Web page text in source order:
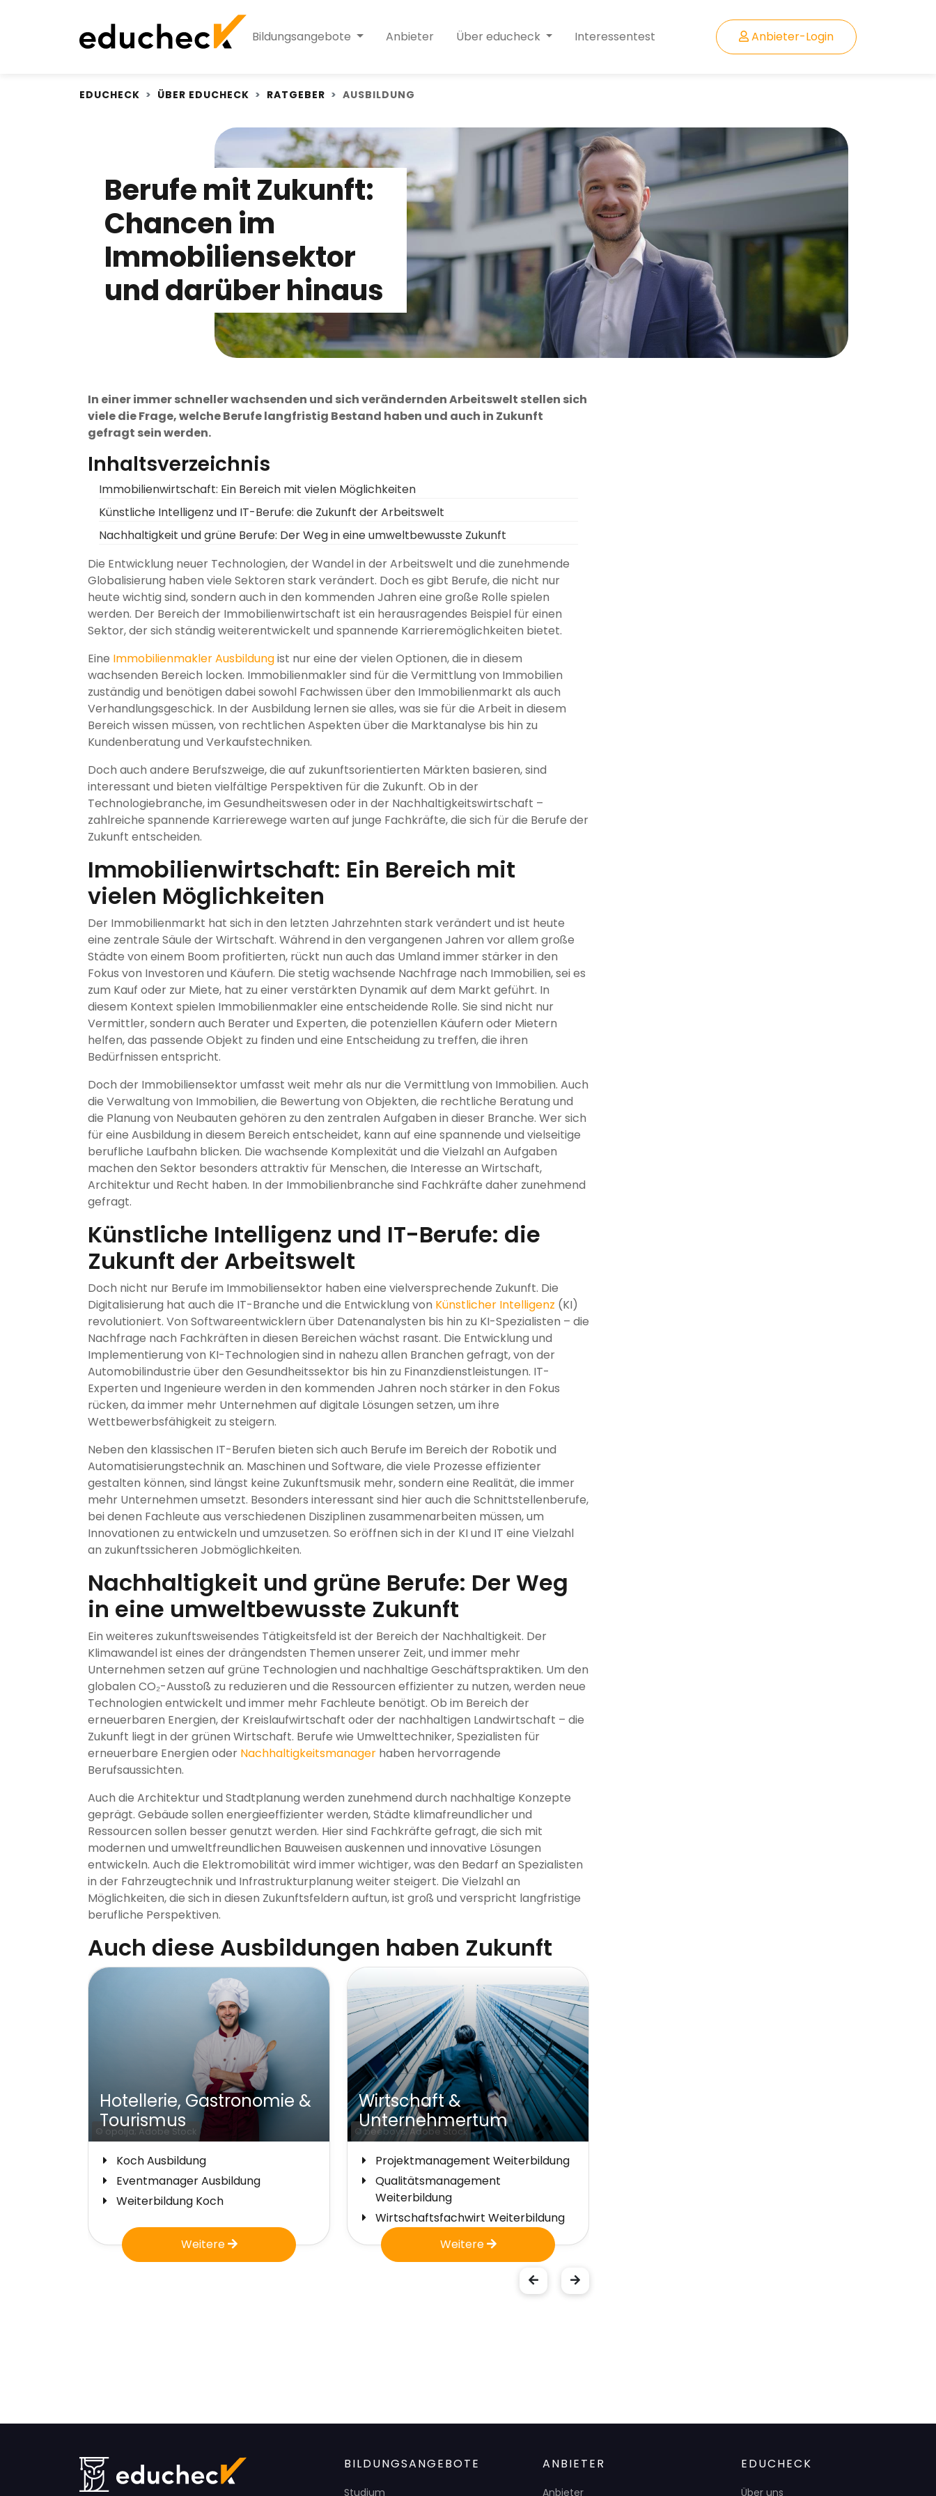
Bildungsangebote Anbieter Über educheck Interessentest Anbieter-Login
EDUCHECK ÜBER EDUCHECK RATGEBER AUSBILDUNG
Berufe mit Zukunft:
Chancen im
Immobiliensektor
und darüber hinaus
In einer immer schneller wachsenden und sich verändernden Arbeitswelt stellen sich
viele die Frage, welche Berufe langfristig Bestand haben und auch in Zukunft
gefragt sein werden.
Inhaltsverzeichnis
Immobilienwirtschaft: Ein Bereich mit vielen Möglichkeiten
Künstliche Intelligenz und IT-Berufe: die Zukunft der Arbeitswelt
Nachhaltigkeit und grüne Berufe: Der Weg in eine umweltbewusste Zukunft
Die Entwicklung neuer Technologien, der Wandel in der Arbeitswelt und die zunehmende
Globalisierung haben viele Sektoren stark verändert. Doch es gibt Berufe, die nicht nur
heute wichtig sind, sondern auch in den kommenden Jahren eine große Rolle spielen
werden. Der Bereich der Immobilienwirtschaft ist ein herausragendes Beispiel für einen
Sektor, der sich ständig weiterentwickelt und spannende Karrieremöglichkeiten bietet.
Eine Immobilienmakler Ausbildungist nur eine der vielen Optionen, die in diesem
wachsenden Bereich locken. Immobilienmakler sind für die Vermittlung von Immobilien
zuständig und benötigen dabei sowohl Fachwissen über den Immobilienmarkt als auch
Verhandlungsgeschick. In der Ausbildung lernen sie alles, was sie für die Arbeit in diesem
Bereich wissen müssen, von rechtlichen Aspekten über die Marktanalyse bis hin zu
Kundenberatung und Verkaufstechniken.
Doch auch andere Berufszweige, die auf zukunftsorientierten Märkten basieren, sind
interessant und bieten vielfältige Perspektiven für die Zukunft. Ob in der
Technologiebranche, im Gesundheitswesen oder in der Nachhaltigkeitswirtschaft –
zahlreiche spannende Karrierewege warten auf junge Fachkräfte, die sich für die Berufe der
Zukunft entscheiden.
Immobilienwirtschaft: Ein Bereich mit
vielen Möglichkeiten
Der Immobilienmarkt hat sich in den letzten Jahrzehnten stark verändert und ist heute
eine zentrale Säule der Wirtschaft. Während in den vergangenen Jahren vor allem große
Städte von einem Boom profitierten, rückt nun auch das Umland immer stärker in den
Fokus von Investoren und Käufern. Die stetig wachsende Nachfrage nach Immobilien, sei es
zum Kauf oder zur Miete, hat zu einer verstärkten Dynamik auf dem Markt geführt. In
diesem Kontext spielen Immobilienmakler eine entscheidende Rolle. Sie sind nicht nur
Vermittler, sondern auch Berater und Experten, die potenziellen Käufern oder Mietern
helfen, das passende Objekt zu finden und eine Entscheidung zu treffen, die ihren
Bedürfnissen entspricht.
Doch der Immobiliensektor umfasst weit mehr als nur die Vermittlung von Immobilien. Auch
die Verwaltung von Immobilien, die Bewertung von Objekten, die rechtliche Beratung und
die Planung von Neubauten gehören zu den zentralen Aufgaben in dieser Branche. Wer sich
für eine Ausbildung in diesem Bereich entscheidet, kann auf eine spannende und vielseitige
berufliche Laufbahn blicken. Die wachsende Komplexität und die Vielzahl an Aufgaben
machen den Sektor besonders attraktiv für Menschen, die Interesse an Wirtschaft,
Architektur und Recht haben. In der Immobilienbranche sind Fachkräfte daher zunehmend
gefragt.
Künstliche Intelligenz und IT-Berufe: die
Zukunft der Arbeitswelt
Doch nicht nur Berufe im Immobiliensektor haben eine vielversprechende Zukunft. Die
Digitalisierung hat auch die IT-Branche und die Entwicklung von Künstlicher Intelligenz (KI)
revolutioniert. Von Softwareentwicklern über Datenanalysten bis hin zu KI-Spezialisten – die
Nachfrage nach Fachkräften in diesen Bereichen wächst rasant. Die Entwicklung und
Implementierung von KI-Technologien sind in nahezu allen Branchen gefragt, von der
Automobilindustrie über den Gesundheitssektor bis hin zu Finanzdienstleistungen. IT-
Experten und Ingenieure werden in den kommenden Jahren noch stärker in den Fokus
rücken, da immer mehr Unternehmen auf digitale Lösungen setzen, um ihre
Wettbewerbsfähigkeit zu steigern.
Neben den klassischen IT-Berufen bieten sich auch Berufe im Bereich der Robotik und
Automatisierungstechnik an. Maschinen und Software, die viele Prozesse effizienter
gestalten können, sind längst keine Zukunftsmusik mehr, sondern eine Realität, die immer
mehr Unternehmen umsetzt. Besonders interessant sind hier auch die Schnittstellenberufe,
bei denen Fachleute aus verschiedenen Disziplinen zusammenarbeiten müssen, um
Innovationen zu entwickeln und umzusetzen. So eröffnen sich in der KI und IT eine Vielzahl
an zukunftssicheren Jobmöglichkeiten.
Nachhaltigkeit und grüne Berufe: Der Weg
in eine umweltbewusste Zukunft
Ein weiteres zukunftsweisendes Tätigkeitsfeld ist der Bereich der Nachhaltigkeit. Der
Klimawandel ist eines der drängendsten Themen unserer Zeit, und immer mehr
Unternehmen setzen auf grüne Technologien und nachhaltige Geschäftspraktiken. Um den
globalen CO₂-Ausstoß zu reduzieren und die Ressourcen effizienter zu nutzen, werden neue
Technologien entwickelt und immer mehr Fachleute benötigt. Ob im Bereich der
erneuerbaren Energien, der Kreislaufwirtschaft oder der nachhaltigen Landwirtschaft – die
Zukunft liegt in der grünen Wirtschaft. Berufe wie Umwelttechniker, Spezialisten für
erneuerbare Energien oder Nachhaltigkeitsmanager haben hervorragende
Berufsaussichten.
Auch die Architektur und Stadtplanung werden zunehmend durch nachhaltige Konzepte
geprägt. Gebäude sollen energieeffizienter werden, Städte klimafreundlicher und
Ressourcen sollen besser genutzt werden. Hier sind Fachkräfte gefragt, die sich mit
modernen und umweltfreundlichen Bauweisen auskennen und innovative Lösungen
entwickeln. Auch die Elektromobilität wird immer wichtiger, was den Bedarf an Spezialisten
in der Fahrzeugtechnik und Infrastrukturplanung weiter steigert. Die Vielzahl an
Möglichkeiten, die sich in diesen Zukunftsfeldern auftun, ist groß und verspricht langfristige
berufliche Perspektiven.
Auch diese Ausbildungen haben Zukunft
© opolja; Adobe Stock
Hotellerie, Gastronomie &
Tourismus
Koch Ausbildung
Eventmanager Ausbildung
Weiterbildung Koch
Weitere
© beeboys; Adobe Stock
Wirtschaft &
Unternehmertum
Projektmanagement Weiterbildung
Qualitätsmanagement
Weiterbildung
Wirtschaftsfachwirt Weiterbildung
Weitere
BILDUNGSANGEBOTE
Studium
ANBIETER
Anbieter
EDUCHECK
Über uns